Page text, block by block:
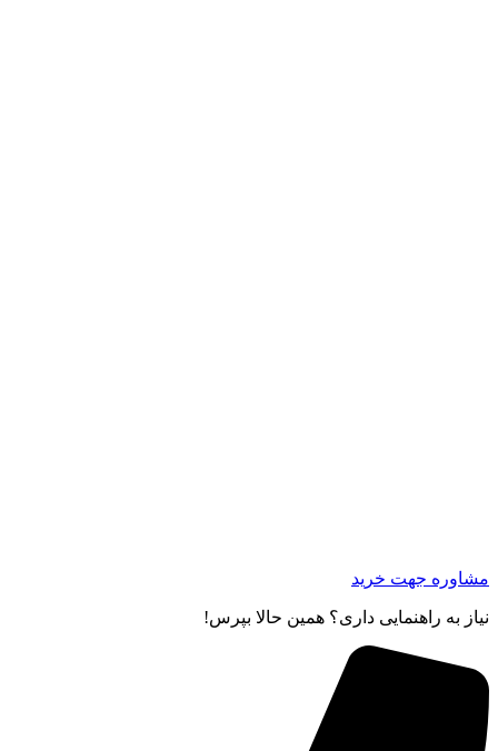
مشاوره جهت خرید
نیاز به راهنمایی داری؟ همین حالا بپرس!